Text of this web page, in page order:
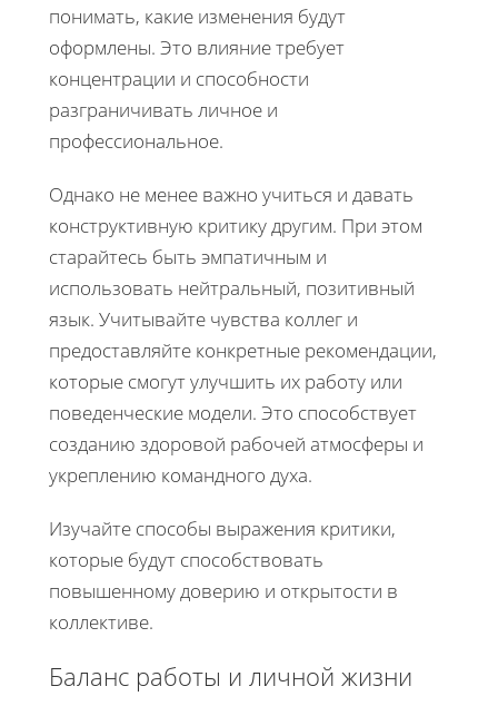
понимать, какие изменения будут
оформлены. Это влияние требует
концентрации и способности
разграничивать личное и
профессиональное.
Однако не менее важно учиться и давать
конструктивную критику другим. При этом
старайтесь быть эмпатичным и
использовать нейтральный, позитивный
язык. Учитывайте чувства коллег и
предоставляйте конкретные рекомендации,
которые смогут улучшить их работу или
поведенческие модели. Это способствует
созданию здоровой рабочей атмосферы и
укреплению командного духа.
Изучайте способы выражения критики,
которые будут способствовать
повышенному доверию и открытости в
коллективе.
Баланс работы и личной жизни